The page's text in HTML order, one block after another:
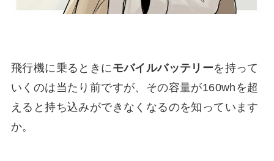
飛行機に乗るときにモバイルバッテリーを持って
いくのは当たり前ですが、その容量が160whを超
えると持ち込みができなくなるのを知っています
か。